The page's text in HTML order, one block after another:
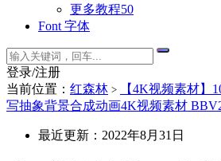
更多教程50
Font 字体
登录/注册
当前位置： 红森林 >
【4K视频素材】
写抽象背景合成动画4K视频素材
最近更新：2022年8月31日